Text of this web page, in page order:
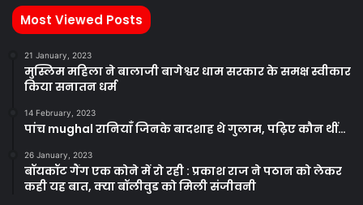
Most Viewed Posts
21 January, 2023
मुस्लिम महिला ने बालाजी बागेश्वर धाम सरकार के समक्ष स्वीकार
किया सनातन धर्म
14 February, 2023
पांच mughal रानियाँ जिनके बादशाह थे गुलाम, पढ़िए कौन थीं…
26 January, 2023
बॉयकॉट गैंग एक कोने में रो रही : प्रकाश राज ने पठान को लेकर
कही यह बात, क्या बॉलीवुड को मिली संजीवनी